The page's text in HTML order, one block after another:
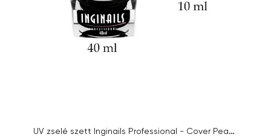
UV zselé szett Inginails Professional - Cover Peach Gel 40ml + Base Thin Gel 10ml